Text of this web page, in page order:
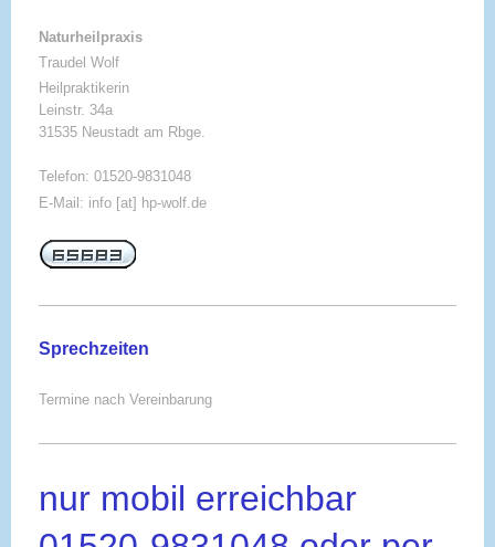
Naturheilpraxis
Traudel Wolf
Heilpraktikerin
Leinstr. 34a
31535 Neustadt am Rbge.
Telefon: 01520-9831048
E-Mail: info [at] hp-wolf.de
Sprechzeiten
Termine nach Vereinbarung
nur mobil erreichbar